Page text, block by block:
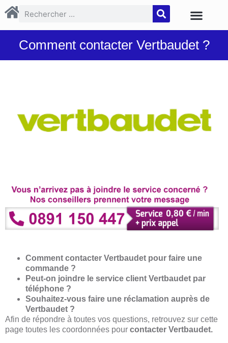
Comment contacter Vertbaudet ?
Comment contacter Vertbaudet pour faire une
commande ?
Peut-on joindre le service client Vertbaudet par
téléphone ?
Souhaitez-vous faire une réclamation auprès de
Vertbaudet ?
Afin de répondre à toutes vos questions, retrouvez sur cette
page toutes les coordonnées pour contacter Vertbaudet.